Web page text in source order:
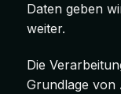
Daten geben
weiter.
Die
Grundlage von